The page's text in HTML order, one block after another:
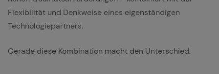
Flexibilität und Denkweise eines eigenständigen
Technologiepartners.
Gerade diese Kombination macht den Unterschied.